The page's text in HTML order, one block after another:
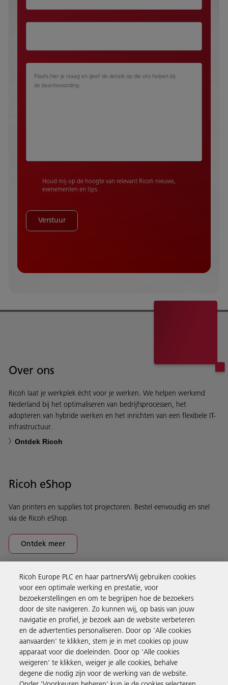
Plaats hier je vraag en geef de details op die ons helpen bij
de beantwoording.
Houd mij op de hoogte van relevant Ricoh nieuws,
evenementen en tips.
Verstuur
Over ons
Ricoh laat je werkplek écht voor je werken. We helpen werkend
Nederland bij het optimaliseren van bedrijfsprocessen, het
adopteren van hybride werken en het inrichten van een flexibele IT-
infrastructuur.
Ontdek Ricoh
Ricoh eShop
Van printers en supplies tot projectoren. Bestel eenvoudig en snel
via de Ricoh eShop.
Ontdek meer
Business Solutions
Producten en services
Support en contact
Inspiratie
Ricoh Europe PLC en haar partners/Wij gebruiken cookies
voor een optimale werking en prestatie, voor
bezoekerstellingen en om te begrijpen hoe de bezoekers
door de site navigeren. Zo kunnen wij, op basis van jouw
navigatie en profiel, je bezoek aan de website verbeteren
en de advertenties personaliseren. Door op 'Alle cookies
aanvaarden' te klikken, stem je in met cookies op jouw
apparaat voor die doeleinden. Door op 'Alle cookies
weigeren' te klikken, weiger je alle cookies, behalve
degene die nodig zijn voor de werking van de website.